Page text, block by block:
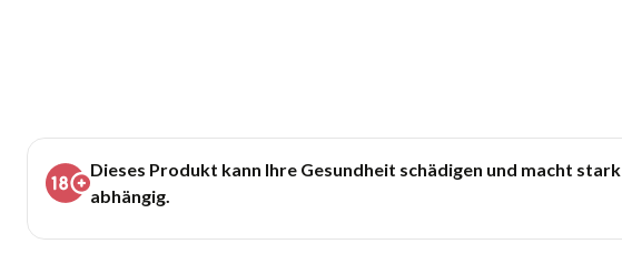
Dieses Produkt kann Ihre Gesundheit schädigen und macht stark
abhängig.